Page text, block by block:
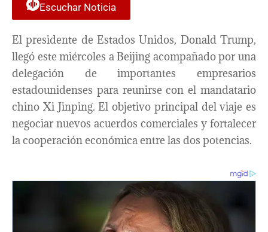
Escuchar Noticia
El presidente de Estados Unidos, Donald Trump,
llegó este miércoles a Beijing acompañado por una
delegación de importantes empresarios
estadounidenses para reunirse con el mandatario
chino Xi Jinping. El objetivo principal del viaje es
negociar nuevos acuerdos comerciales y fortalecer
la cooperación económica entre las dos potencias.